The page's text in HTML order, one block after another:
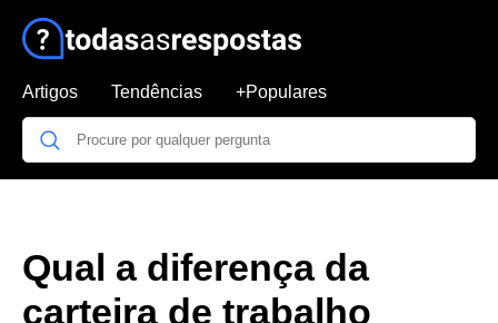
Artigos Tendências +Populares
Qual a diferença da
carteira de trabalho